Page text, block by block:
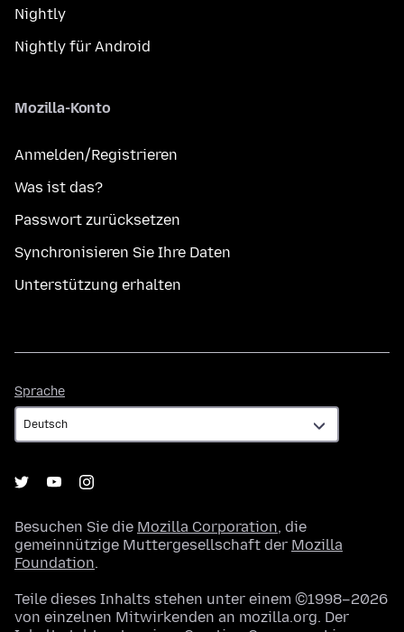
Nightly
Nightly für Android
Mozilla-Konto
Anmelden/Registrieren
Was ist das?
Passwort zurücksetzen
Synchronisieren Sie Ihre Daten
Unterstützung erhalten
Sprache
Besuchen Sie die Mozilla Corporation, die
gemeinnützige Muttergesellschaft der Mozilla
Foundation.
Teile dieses Inhalts stehen unter einem ©1998–2026
von einzelnen Mitwirkenden an mozilla.org. Der